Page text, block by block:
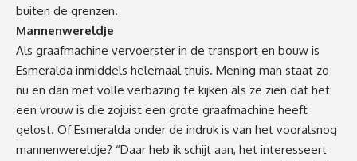
buiten de grenzen.
Mannenwereldje
Als graafmachine vervoerster in de transport en bouw is
Esmeralda inmiddels helemaal thuis. Mening man staat zo
nu en dan met volle verbazing te kijken als ze zien dat het
een vrouw is die zojuist een grote graafmachine heeft
gelost. Of Esmeralda onder de indruk is van het vooralsnog
mannenwereldje? “Daar heb ik schijt aan, het interesseert